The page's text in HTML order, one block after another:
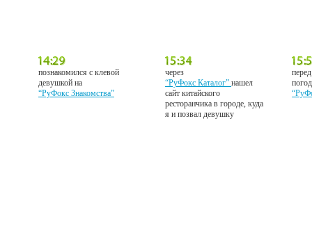
познакомился с клевой
девушкой на
“РуФокс Знакомства”
через
“РуФокс Каталог”нашел
сайт китайского
ресторанчика в городе, куда
я и позвал девушку